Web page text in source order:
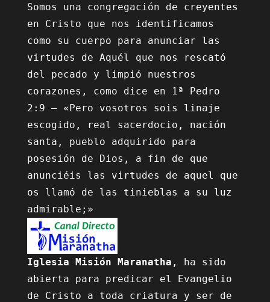
Somos una congregación de creyentes
en Cristo que nos identificamos
como su cuerpo para anunciar las
virtudes de Aquél que nos rescató
del pecado y limpió nuestros
corazones, como dice en 1ª Pedro
2:9 – «Pero vosotros sois linaje
escogido, real sacerdocio, nación
santa, pueblo adquirido para
posesión de Dios, a fin de que
anunciéis las virtudes de aquel que
os llamó de las tinieblas a su luz
Iglesia Misión Maranatha , ha sido
abierta para predicar el Evangelio
de Cristo a toda criatura y ser de